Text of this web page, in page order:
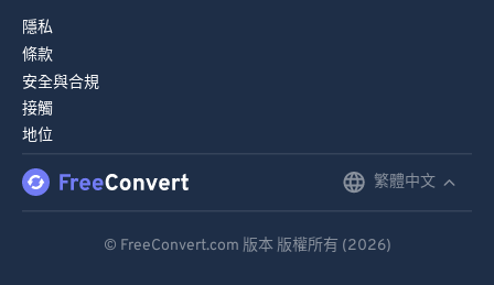
隱私
條款
安全與合規
接觸
地位
繁體中文
© FreeConvert.com 版本 版權所有 (2026)